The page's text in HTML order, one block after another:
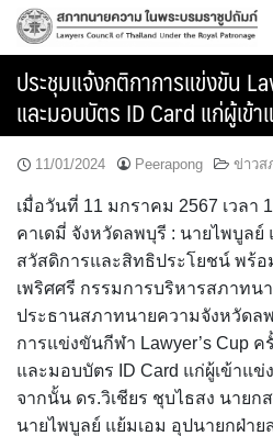
Skip
ประชุมแจ้งกติกาการแข่งขัน
และมอบบัตร ID Card แก่ผู้เข้า
11/01/2024 Peerapong ข่าวส
เมื่อวันที่ 11 มกราคม 2567 เวลา
คาเดมี่ จังหวัดลพบุรี : นายไพบูลย์
สวัสดิการและสิทธิประโยชน์ พร้
เพริศศรี กรรมการบริหารสภาท
ประธานสภาทนายความจังหวัดล
การแข่งขันกีฬา Lawyer’s Cup
และมอบบัตร ID Card แก่ผู้เข้าแข่
จากนั้น ดร.วิเชียร ชุบไธสง นาย
นายไพบูลย์ แย้มเอม อุปนายกฝ่า